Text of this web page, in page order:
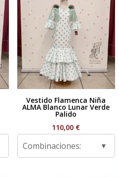
Vestido Flamenca Niña
ALMA Blanco Lunar Verde
Palido
110,00 €
Combinaciones: